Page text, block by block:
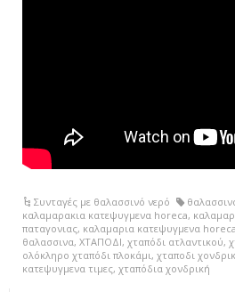
Συνταγές με θαλασσινό νερό
καλαμαρακια κατεψυγμενα horeca,
παταγονιας, καλαμαρια κατεψυγμενα horeca
θαλασσινα, ΧΤΑΠΟΔΙ, χταπόδι ατλαντικού,
ολόκληρο χταπόδι πλοκάμι , χταποδι
κατεψυγμενα τιμες, χταπόδια χονδρική